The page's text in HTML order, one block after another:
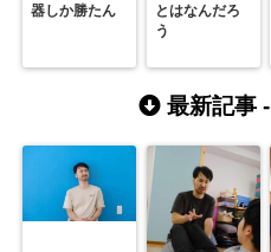
器しか勝たん
とはなんだろ
う
最新記事 -